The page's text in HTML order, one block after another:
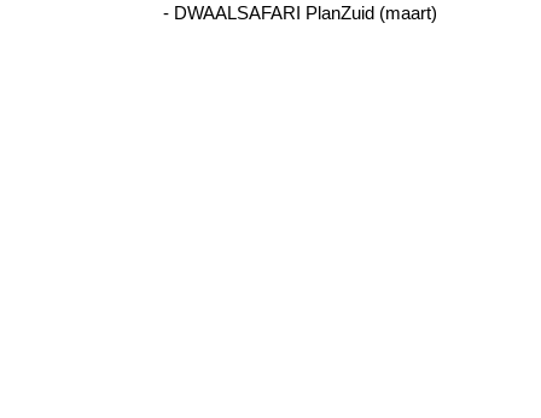
- DWAALSAFARI PlanZuid (maart)